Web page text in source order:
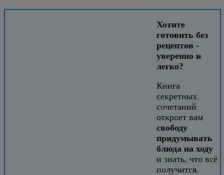
Хотите
готовить без
рецептов -
уверенно и
легко?
Книга
секретных
сочетаний
откроет вам
свободу
придумывать
блюда на ходу
и знать, что всё
получится.